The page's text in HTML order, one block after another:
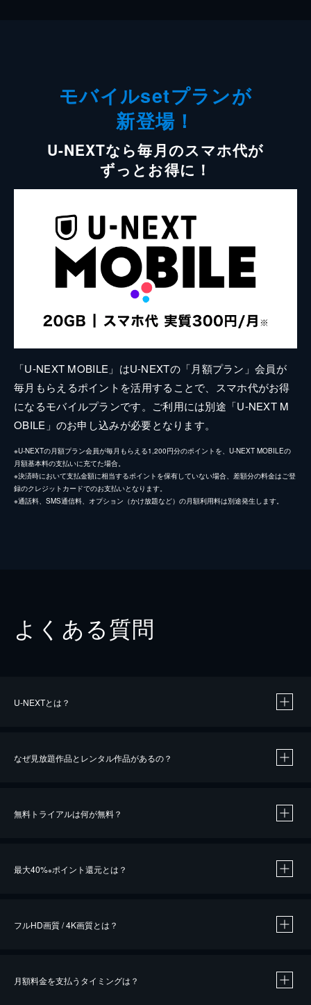
モバイルsetプランが
新登場！
U-NEXTなら毎月のスマホ代が
ずっとお得に！
「U-NEXT MOBILE」はU-NEXTの「月額プラン」会員が
毎月もらえるポイントを活用することで、スマホ代がお得
になるモバイルプランです。ご利用には別途「U-NEXT M
OBILE」のお申し込みが必要となります。
※U-NEXTの月額プラン会員が毎月もらえる1,200円分のポイントを、U-NEXT MOBILEの
月額基本料の支払いに充てた場合。
※決済時において支払金額に相当するポイントを保有していない場合、差額分の料金はご登
録のクレジットカードでのお支払いとなります。
※通話料、SMS通信料、オプション（かけ放題など）の月額利用料は別途発生します。
よくある質問
U-NEXTとは？
なぜ見放題作品とレンタル作品があるの？
無料トライアルは何が無料？
最大40%※ポイント還元とは？
※40％ポイント還元の対象は、クレジットカード決済による作品の購入 / レンタルです。
フルHD画質 / 4K画質とは？
月額料金を支払うタイミングは？